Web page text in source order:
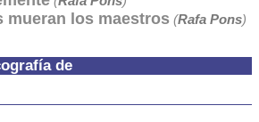
de
mueran los maestros (Rafa Pons)